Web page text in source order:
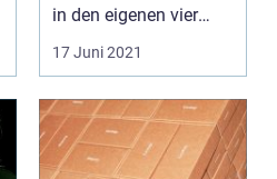
in den eigenen vier
Wänden. Daher s...
17 Juni 2021